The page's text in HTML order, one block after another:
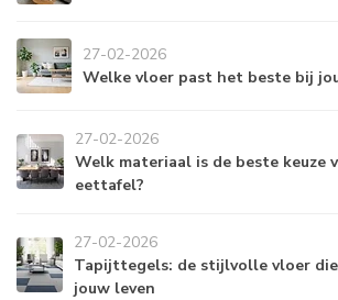
27-02-2026
Welke vloer past het beste bij
27-02-2026
Welk materiaal is de beste keuze
eettafel?
27-02-2026
Tapijttegels: de stijlvolle vloer die
jouw leven